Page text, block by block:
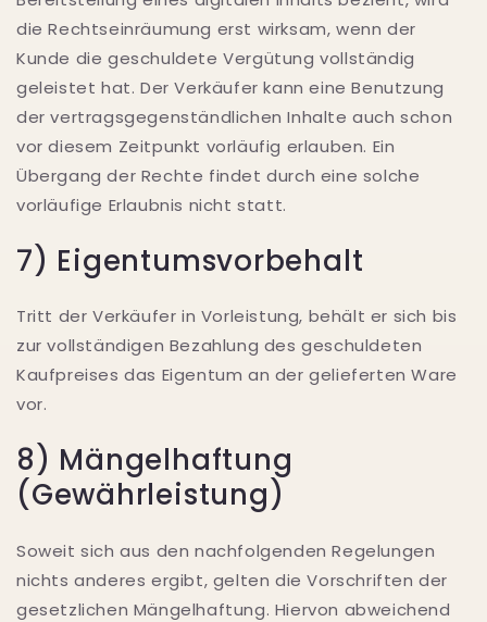
die Rechtseinräumung erst wirksam, wenn der
Kunde die geschuldete Vergütung vollständig
geleistet hat. Der Verkäufer kann eine Benutzung
der vertragsgegenständlichen Inhalte auch schon
vor diesem Zeitpunkt vorläufig erlauben. Ein
Übergang der Rechte findet durch eine solche
vorläufige Erlaubnis nicht statt.
7) Eigentumsvorbehalt
Tritt der Verkäufer in Vorleistung, behält er sich bis
zur vollständigen Bezahlung des geschuldeten
Kaufpreises das Eigentum an der gelieferten Ware
vor.
8) Mängelhaftung
(Gewährleistung)
Soweit sich aus den nachfolgenden Regelungen
nichts anderes ergibt, gelten die Vorschriften der
gesetzlichen Mängelhaftung. Hiervon abweichend